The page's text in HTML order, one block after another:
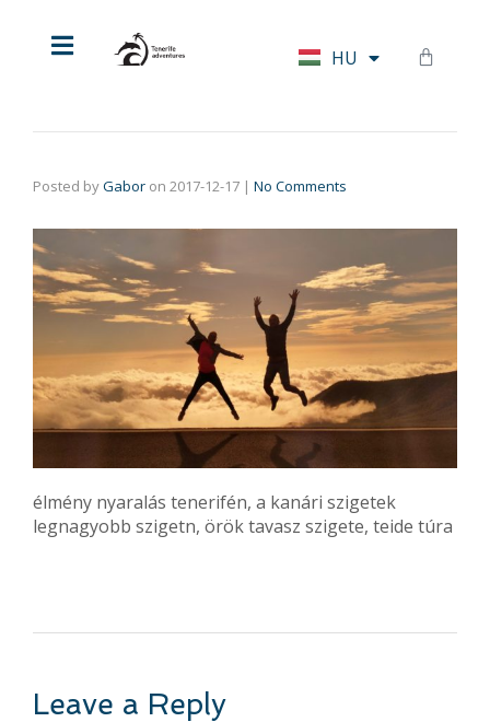
HU
DE
Posted byGabor on 2017-12-17 | No Comments
élmény nyaralás tenerifén, a kanári szigetek
legnagyobb szigetn, örök tavasz szigete, teide túra
Leave a Reply